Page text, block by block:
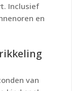
Inclusief
en
van